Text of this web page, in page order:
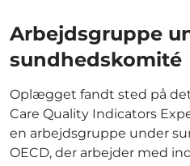
Arbejdsgruppe
sundhedskomité
Oplægget fandt sted på
Care Quality Indicators
en arbejdsgruppe under
OECD, der arbejder med